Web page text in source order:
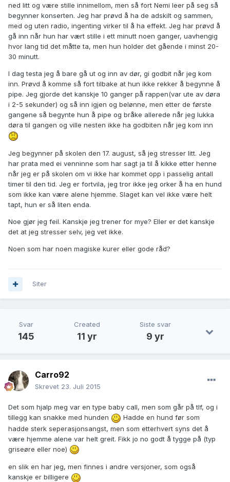
ned litt og være stille innimellom, men så fort Nemi leer på seg så
begynner konserten. Jeg har prøvd å ha de adskilt og sammen,
med og uten radio, ingenting virker til å ha effekt. Jeg har prøvd å
gå inn når hun har vært stille i ett minutt noen ganger, uavhengig
hvor lang tid det måtte ta, men hun holder det gående i minst 20-
30 minutt.
I dag testa jeg å bare gå ut og inn av dør, gi godbit når jeg kom
inn. Prøvd å komme så fort tilbake at hun ikke rekker å begynne å
pipe. Jeg gjorde det kanskje 10 ganger på rappen(var ute av døra
i 2-5 sekunder) og så inn igjen og belønne, men etter de første
gangene så begynte hun å pipe og bråke allerede når jeg lukka
døra til gangen og ville nesten ikke ha godbiten når jeg kom inn
Jeg begynner på skolen den 17. august, så jeg stresser litt. Jeg
har prata med ei venninne som har sagt ja til å kikke etter henne
når jeg er på skolen om vi ikke har kommet opp i passelig antall
timer til den tid. Jeg er fortvila, jeg tror ikke jeg orker å ha en hund
som ikke kan være alene hjemme. Slaget kan vel ikke være helt
tapt, hun er så liten enda.
Noe gjør jeg feil. Kanskje jeg trener for mye? Eller er det kanskje
det at jeg stresser selv, jeg vet ikke.
Noen som har noen magiske kurer eller gode råd?
Siter
Svar
145
Created
11 yr
Siste svar
9 yr
Carro92
Skrevet 23. Juli 2015
Det som hjalp meg var en type baby call, men som går på tlf, og i
tillegg kan snakke med hunden
Hadde en hund før som
hadde sterk seperasjonsangst, men som etterhvert syns det å
være hjemme alene var helt greit. Fikk jo no godt å tygge på (typ
griseøre eller noe)
en slik en har jeg, men finnes i andre versjoner, som også
kanskje er billigere